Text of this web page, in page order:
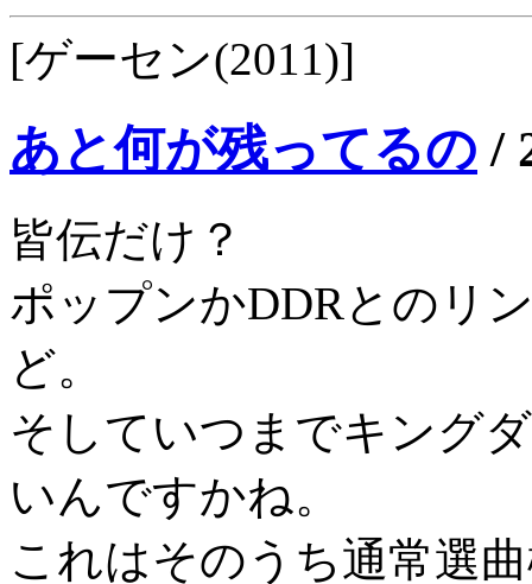
[ゲーセン(2011)]
あと何が残ってるの /
皆伝だけ？
ポップンかDDRとのリ
ど。
そしていつまでキング
いんですかね。
これはそのうち通常選